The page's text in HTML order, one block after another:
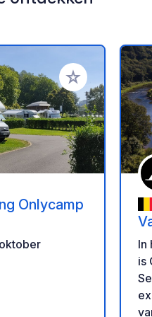
Voeg toe aan je
Onlycamp
In
is